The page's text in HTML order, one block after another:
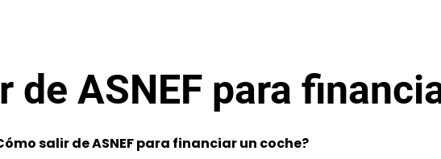
de ASNEF para
salir de ASNEF para financiar un coche?